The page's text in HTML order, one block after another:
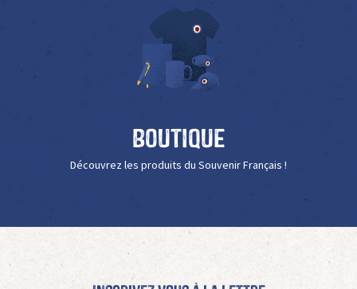
Boutique
Découvrez les produits du Souvenir Français !